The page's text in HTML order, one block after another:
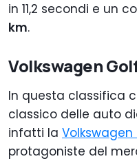
in 11,2 secondi e un
km.
Volkswagen
In questa classifica
classico delle auto
infatti la Volkswagen
protagoniste del